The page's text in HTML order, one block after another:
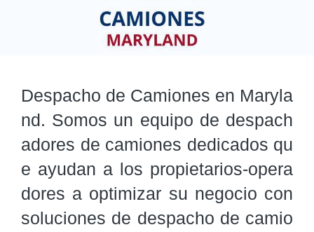
Despacho de Camiones en Maryla
nd. Somos un equipo de despach
adores de camiones dedicados qu
e ayudan a los propietarios-opera
dores a optimizar su negocio con
soluciones de despacho de camio